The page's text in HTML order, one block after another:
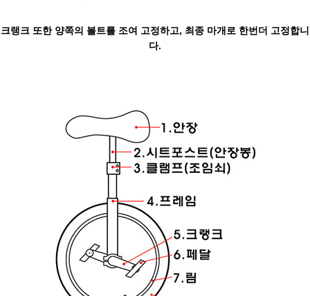
크랭크 또한 양쪽의 볼트를 조여 고정하고, 최종 마개로 한번더 고정합니
다.